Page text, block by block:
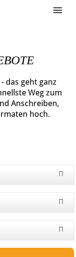
das geht ganz
Weg zum
Anschreiben,
hoch.